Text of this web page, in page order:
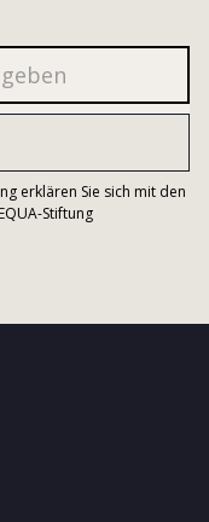
erklären Sie sich mit den
Stiftung